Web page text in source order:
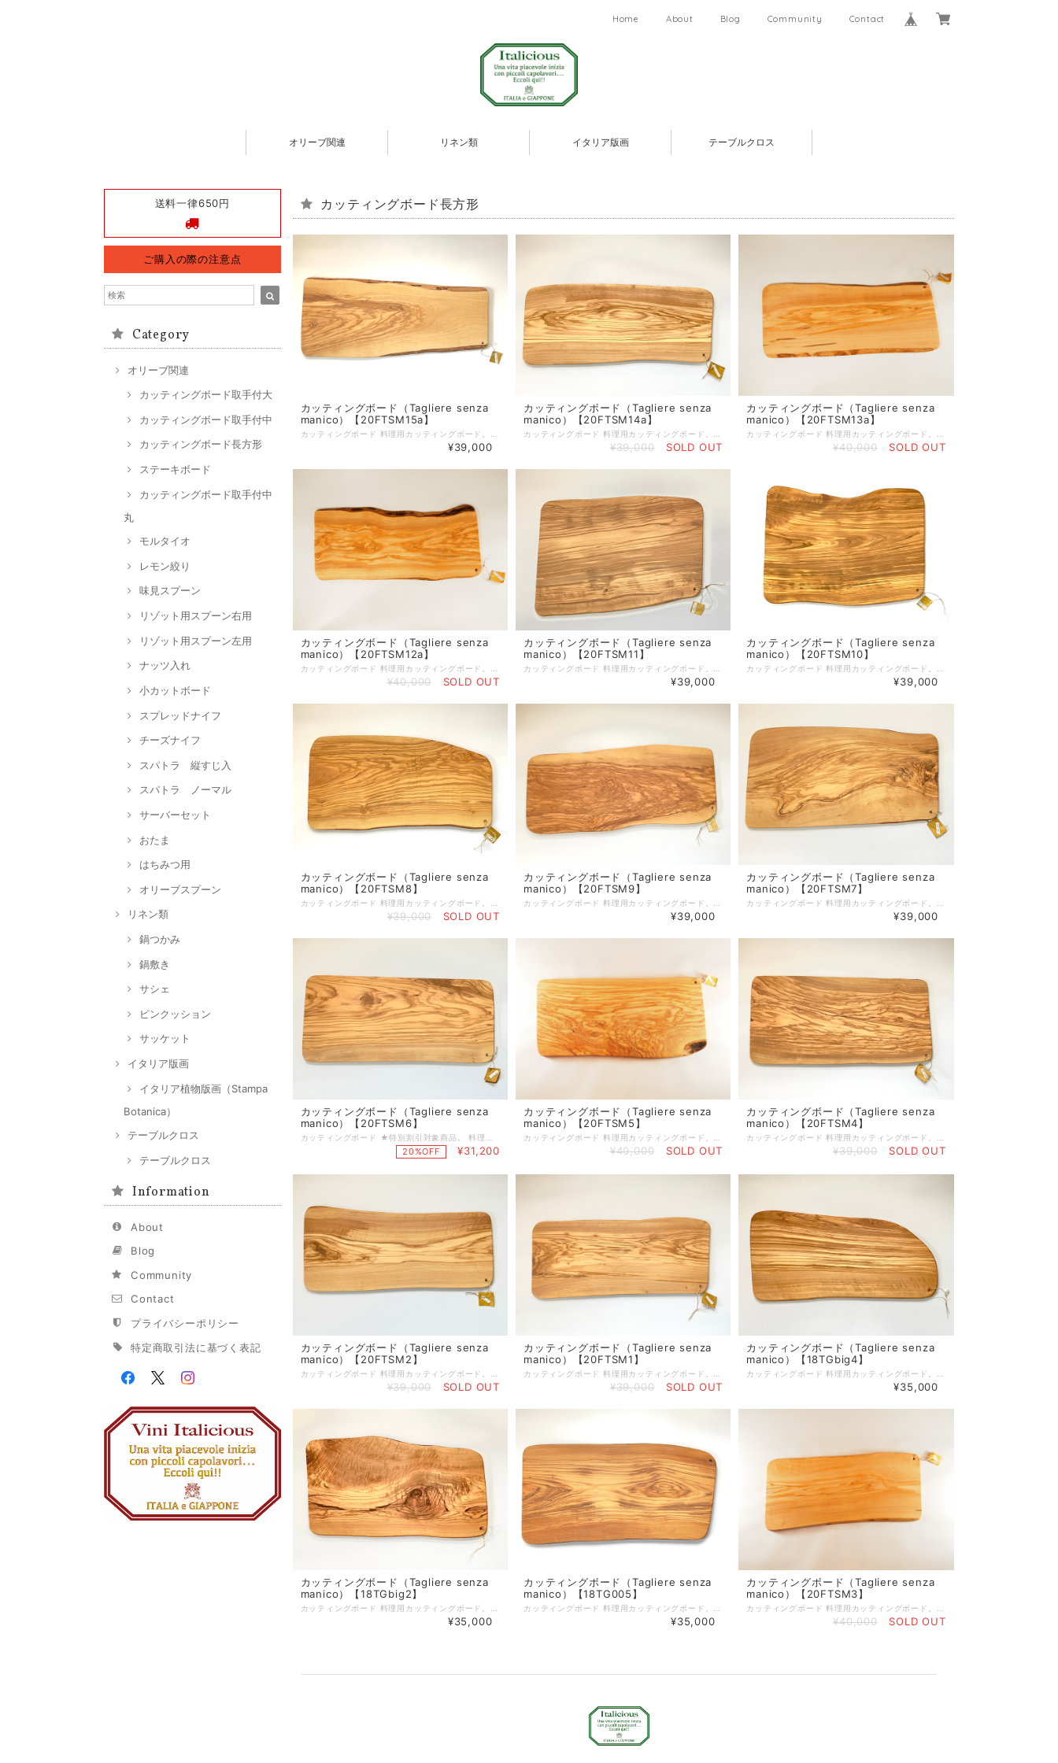
Home About Blog Community Contact
オリーブ関連 リネン類 イタリア版画 テーブルクロス
送料一律650円
ご購入の際の注意点
Category
オリーブ関連
カッティングボード取手付大
カッティングボード取手付中
カッティングボード長方形
ステーキボード
カッティングボード取手付中
丸
モルタイオ
レモン絞り
味見スプーン
リゾット用スプーン右用
リゾット用スプーン左用
ナッツ入れ
小カットボード
スプレッドナイフ
チーズナイフ
スパトラ 縦すじ入
スパトラ ノーマル
サーバーセット
おたま
はちみつ用
オリーブスプーン
リネン類
鍋つかみ
鍋敷き
サシェ
ピンクッション
サッケット
イタリア版画
イタリア植物版画（Stampa
Botanica）
テーブルクロス
テーブルクロス
Information
About
Blog
Community
Contact
プライバシーポリシー
特定商取引法に基づく表記
カッティングボード長方形
カッティングボード（Tagliere senza
manico）【20FTSM15a】
¥39,000
カッティングボード（Tagliere senza
manico）【20FTSM14a】
¥39,000 SOLD OUT
カッティングボード（Tagliere senza
manico）【20FTSM13a】
¥40,000 SOLD OUT
カッティングボード（Tagliere senza
manico）【20FTSM12a】
¥40,000 SOLD OUT
カッティングボード（Tagliere senza
manico）【20FTSM11】
¥39,000
カッティングボード（Tagliere senza
manico）【20FTSM10】
¥39,000
カッティングボード（Tagliere senza
manico）【20FTSM8】
¥39,000 SOLD OUT
カッティングボード（Tagliere senza
manico）【20FTSM9】
¥39,000
カッティングボード（Tagliere senza
manico）【20FTSM7】
¥39,000
カッティングボード（Tagliere senza
manico）【20FTSM6】
20%OFF ¥31,200
カッティングボード（Tagliere senza
manico）【20FTSM5】
¥40,000 SOLD OUT
カッティングボード（Tagliere senza
manico）【20FTSM4】
¥39,000 SOLD OUT
カッティングボード（Tagliere senza
manico）【20FTSM2】
¥39,000 SOLD OUT
カッティングボード（Tagliere senza
manico）【20FTSM1】
¥39,000 SOLD OUT
カッティングボード（Tagliere senza
manico）【18TGbig4】
¥35,000
カッティングボード（Tagliere senza
manico）【18TGbig2】
¥35,000
カッティングボード（Tagliere senza
manico）【18TG005】
¥35,000
カッティングボード（Tagliere senza
manico）【20FTSM3】
¥40,000 SOLD OUT